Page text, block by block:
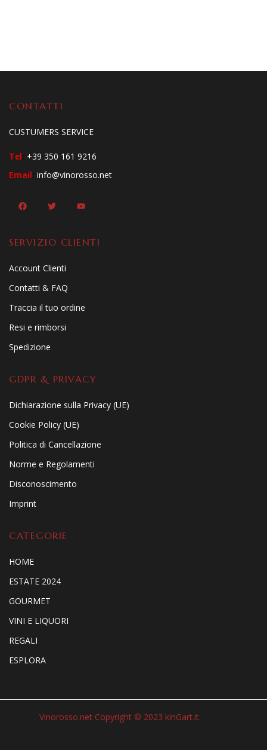
CONTATTI
CUSTUMERS SERVICE
Tel: +39 350 161 9216
Email: info@vinorosso.net
SERVIZIO CLIENTI
Account Clienti
Contatti & FAQ
Traccia il tuo ordine
Resi e rimborsi
Spedizione
GDPR & PRIVACY
Dichiarazione sulla Privacy (UE)
Cookie Policy (UE)
Politica di Cancellazione
Norme e Regolamenti
Disconoscimento
Imprint
CATEGORIE
HOME
ESTATE 2024
GOURMET
VINI E LIQUORI
REGALI
ESPLORA
Vinorosso.net Copyright © 2023 kinGart.it.